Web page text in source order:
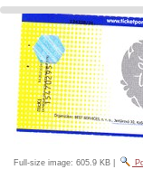
Full-size image: 605.9 KB